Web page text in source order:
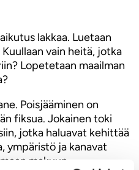
lakkaa. Luetaan
vain heitä, jotka
Lopetetaan maailman
Poisjääminen on
fiksua. Jokainen toki
jotka haluavat kehittää
ympäristö ja kanavat
makuun.